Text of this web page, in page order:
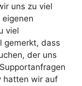
uns zu viel
viel
gemerkt, dass
der uns
hatten wir auf